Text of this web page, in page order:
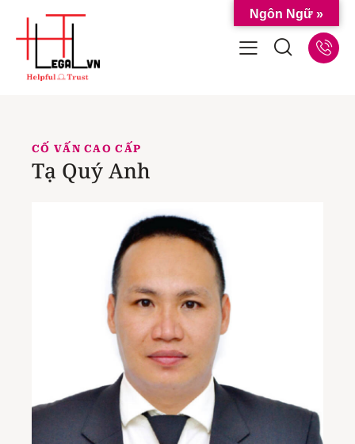
CỐ VẤN CAO CẤP
Tạ Quý Anh
Ngôn Ngữ »